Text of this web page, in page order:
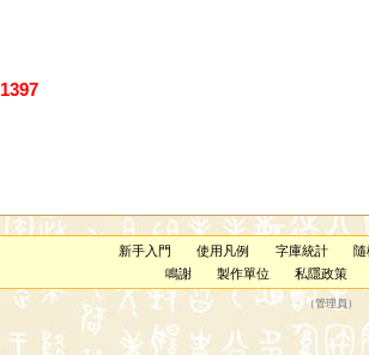
1397
新手入門 使用凡例 字庫統計 隨
鳴謝
製作單位 私隱政策
（管理員 ）